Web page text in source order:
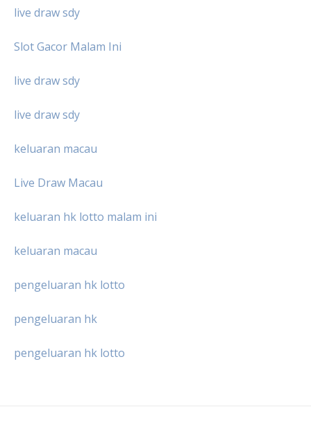
live draw sdy
Slot Gacor Malam Ini
live draw sdy
live draw sdy
keluaran macau
Live Draw Macau
keluaran hk lotto malam ini
keluaran macau
pengeluaran hk lotto
pengeluaran hk
pengeluaran hk lotto